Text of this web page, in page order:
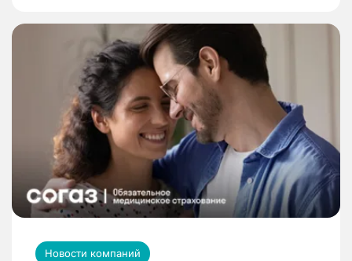
Новости компаний